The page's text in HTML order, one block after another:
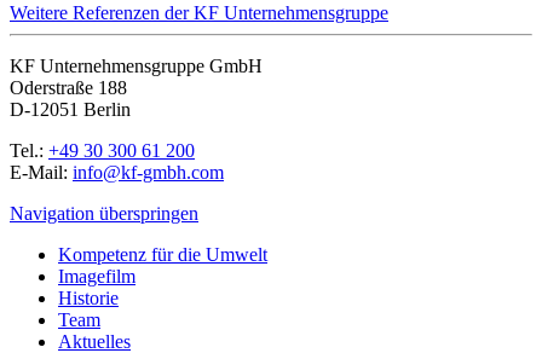
Weitere Referenzen der KF Unternehmensgruppe
KF Unternehmensgruppe GmbH
Oderstraße 188
D-12051 Berlin
Tel.: +49 30 300 61 200
E-Mail: info@kf-gmbh.com
Navigation überspringen
Kompetenz für die Umwelt
Imagefilm
Historie
Team
Aktuelles